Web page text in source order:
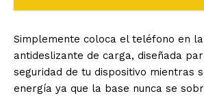
Simplemente coloca el teléfono en
antideslizante de carga, diseñada
seguridad de tu dispositivo mientras
energía ya que la base nunca se